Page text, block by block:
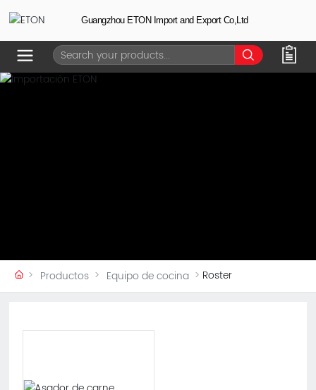
Guangzhou ETON Import and Export Co,Ltd
Productos Equipo de cocina Roster